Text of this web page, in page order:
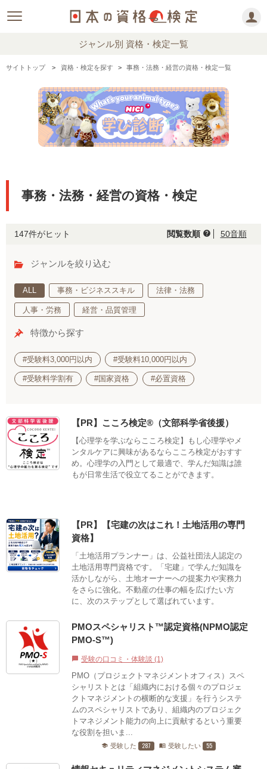
ジャンル別 資格・検定一覧
サイトトップ 資格・検定を探す 事務・法務・経営の資格・検定一覧
事務・法務・経営の資格・検定
147件がヒット 閲覧数順 help 50音順
ジャンルを絞り込む
ALL 事務・ビジネススキル 法律・法務
人事・労務 経営・品質管理
特徴から探す
#受験料3,000円以内 #受験料10,000円以内
#受験料学割有 #国家資格 #必置資格
【PR】こころ検定®（文部科学省後援）
【心理学を学ぶならこころ検定】もし心理学やメ
ンタルケアに興味があるならこころ検定がおすす
め。心理学の入門として最適で、学んだ知識は誰
もが日常生活で役立てることができます。
【PR】【宅建の次はこれ！土地活用の専門
資格】
「土地活用プランナー」は、公益社団法人認定の
土地活用専門資格です。「宅建」で学んだ知識を
活かしながら、土地オーナーへの提案力や実務力
をさらに強化。不動産の仕事の幅を広げたい方
に、次のステップとして選ばれています。
PMOスペシャリスト™認定資格(NPMO認定
PMO-S™)
chat_bubble 受験の口コミ・体験談 (1)
PMO（プロジェクトマネジメントオフィス）スペ
シャリストとは「組織内における個々のプロジェ
クトマネジメントの横断的な支援」を行うシステ
ムのスペシャリストであり、組織内のプロジェク
トマネジメント能力の向上に貢献するという重要
な役割を担いま...
school 受験した 287 menu_book 受験したい 55